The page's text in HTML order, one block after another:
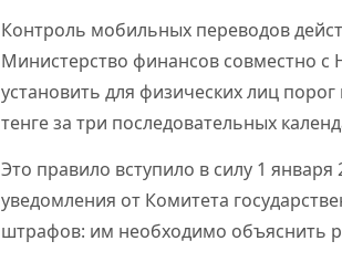
Контроль мобильных переводов
Министерство финансов совместно
установить для физических лиц
тенге за три последовательных
Это правило вступило в силу 1
уведомления от Комитета
штрафов: им необходимо объяснить